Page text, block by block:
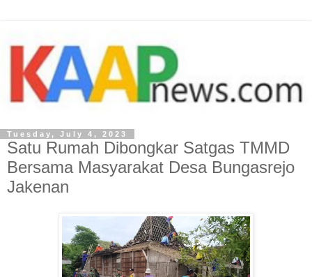
Tuesday, July 4, 2023
Satu Rumah Dibongkar Satgas TMMD
Bersama Masyarakat Desa Bungasrejo
Jakenan